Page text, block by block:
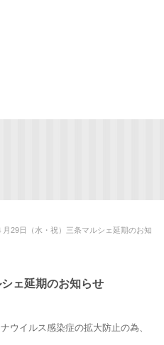
月29日（水・祝）三条マルシェ延期のお知
ェ延期のお知らせ
ウイルス感染症の拡大防止の為、